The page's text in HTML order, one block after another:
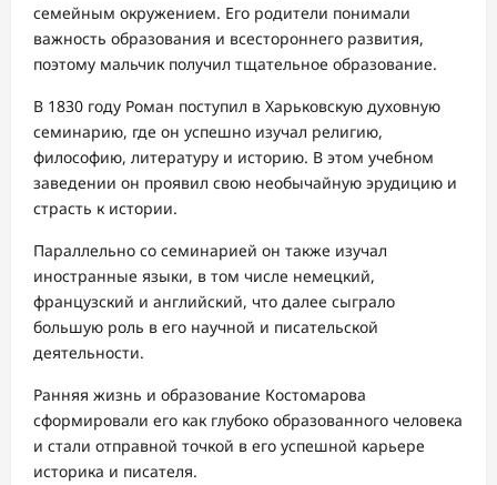
семейным окружением. Его родители понимали
важность образования и всестороннего развития,
поэтому мальчик получил тщательное образование.
В 1830 году Роман поступил в Харьковскую духовную
семинарию, где он успешно изучал религию,
философию, литературу и историю. В этом учебном
заведении он проявил свою необычайную эрудицию и
страсть к истории.
Параллельно со семинарией он также изучал
иностранные языки, в том числе немецкий,
французский и английский, что далее сыграло
большую роль в его научной и писательской
деятельности.
Ранняя жизнь и образование Костомарова
сформировали его как глубоко образованного человека
и стали отправной точкой в его успешной карьере
историка и писателя.